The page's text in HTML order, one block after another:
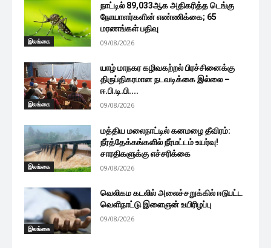
இலங்கை
நாட்டில் 89,033ஆக அதிகரித்த டெங்கு
நோயாளர்களின் எண்ணிக்கை; 65
மரணங்கள் பதிவு
09/08/2026
இலங்கை
யாழ் மாநகர கழிவகற்றல் பிரச்சினைக்கு
திருப்திகரமான நடவடிக்கை இல்லை –
ஈ.பி.டி.பி....
09/08/2026
இலங்கை
மத்திய மலைநாட்டில் கனமழை தீவிரம்:
நீர்த்தேக்கங்களில் நீர்மட்டம் உயர்வு!
சாரதிகளுக்கு எச்சரிக்கை
09/08/2026
இலங்கை
வெலிகம கடலில் அலைச்சறுக்கில் ஈடுபட்ட
வெளிநாட்டு இளைஞன் உயிரிழப்பு
09/08/2026